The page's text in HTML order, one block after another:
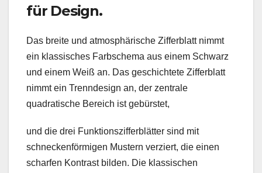
für Design.
Das breite und atmosphärische Zifferblatt nimmt
ein klassisches Farbschema aus einem Schwarz
und einem Weiß an. Das geschichtete Zifferblatt
nimmt ein Trenndesign an, der zentrale
quadratische Bereich ist gebürstet,
und die drei Funktionszifferblätter sind mit
schneckenförmigen Mustern verziert, die einen
scharfen Kontrast bilden. Die klassischen